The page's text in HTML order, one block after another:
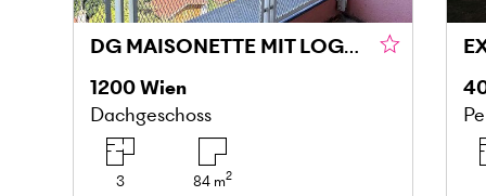
DG MAISONETTE MIT LOGGIA UND GRÜNBLICK IN DONAU NÄHE
1200Wien
Dachgeschoss
3 84m2